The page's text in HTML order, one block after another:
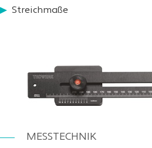
Streichmaße
MESSTECHNIK